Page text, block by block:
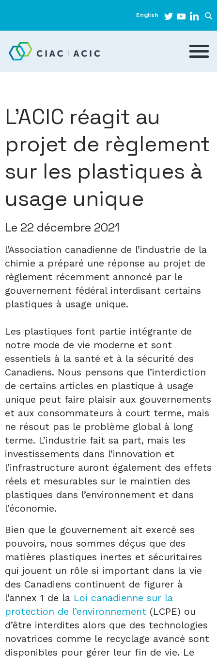
English
L’ACIC réagit au
projet de règlement
sur les plastiques à
usage unique
Le 22 décembre 2021
l’Association canadienne de l’industrie de la
chimie a préparé une réponse au projet de
règlement récemment annoncé par le
gouvernement fédéral interdisant certains
plastiques à usage unique.
Les plastiques font partie intégrante de
notre mode de vie moderne et sont
essentiels à la santé et à la sécurité des
Canadiens. Nous pensons que l’interdiction
de certains articles en plastique à usage
unique peut faire plaisir aux gouvernements
et aux consommateurs à court terme, mais
ne résout pas le problème global à long
terme. L’industrie fait sa part, mais les
investissements dans l’innovation et
l’infrastructure auront également des effets
réels et mesurables sur le maintien des
plastiques dans l’environnement et dans
l’économie.
Bien que le gouvernement ait exercé ses
pouvoirs, nous sommes déçus que des
matières plastiques inertes et sécuritaires
qui jouent un rôle si important dans la vie
des Canadiens continuent de figurer à
l’annex 1 de la Loi canadienne sur la
protection de l’environnement (LCPE) ou
d’être interdites alors que des technologies
novatrices comme le recyclage avancé sont
disponibles pour gérer leur fin de vie. Le